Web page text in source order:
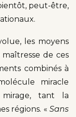
peut-être,
les moyens
de ces
combinés à
miracle
mirage, tant la
régions. « Sans